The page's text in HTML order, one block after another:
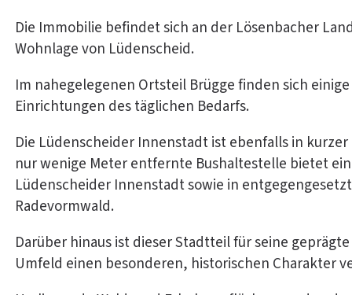
Die Immobilie befindet sich an der Lösenbacher
Wohnlage von Lüdenscheid.
Im nahegelegenen Ortsteil Brügge finden sich
Einrichtungen des täglichen Bedarfs.
Die Lüdenscheider Innenstadt ist ebenfalls in
nur wenige Meter entfernte Bushaltestelle bietet
Lüdenscheider Innenstadt sowie in
Radevormwald.
Darüber hinaus ist dieser Stadtteil für seine
Umfeld einen besonderen, historischen Charakter